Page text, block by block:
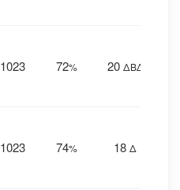
1023 72% 20 ΔΒΔ
1023 74% 18 Δ